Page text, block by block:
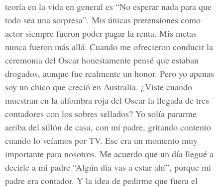
teoría en la vida en general es “No esperar nada para que
todo sea una sorpresa”. Mis únicas pretensiones como
actor siempre fueron poder pagar la renta. Mis metas
nunca fueron más allá. Cuando me ofrecieron conducir la
ceremonia del Oscar honestamente pensé que estaban
drogados, aunque fue realmente un honor. Pero yo apenas
soy un chico que creció en Australia. ¿Viste cuando
muestran en la alfombra roja del Oscar la llegada de tres
contadores con los sobres sellados? Yo solía pararme
arriba del sillón de casa, con mi padre, gritando contento
cuando lo veíamos por TV. Ese era un momento muy
importante para nosotros. Me acuerdo que un día llegué a
decirle a mi padre “Algún día vas a estar ahí”, porque mi
padre era contador. Y la idea de pedirme que fuera el